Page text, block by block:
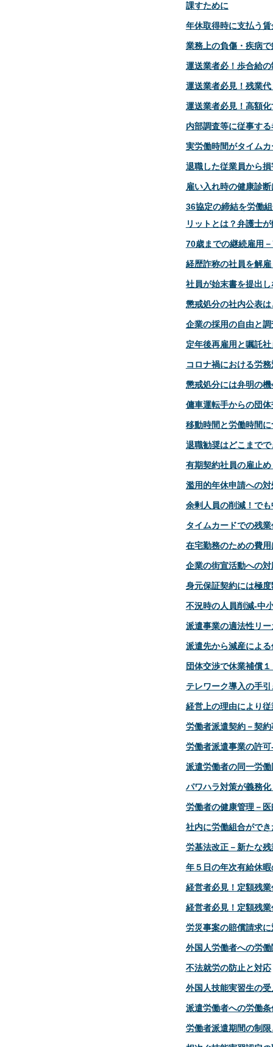
課すために
年休取得時に支払う
業務上の負傷・疾病
運送業者必！歩合給
運送業者必見！残業
運送業者必見！高額
内部調査等に従事す
実労働時間がタイム
退職した従業員から
雇い入れ時の健康診
36協定の締結を労働
リットとは？弁護士
70歳までの継続雇用
経歴詐称の社員を解
社員が始末書を提出
懲戒処分の社内公表
企業の採用の自由と
定年後再雇用と嘱託
コロナ禍における労
懲戒処分には弁明の
傭車運転手からの団
移動時間と労働時間
退職勧奨はどこまで
有期契約社員の雇止
濫用的年休申請への対
余剰人員の削減！で
タイムカードでの残
在宅勤務のための費
企業の街宣活動への
身元保証契約には極
不況時の人員削減‐中
派遣事業の適法性リ
派遣先から減産によ
団体交渉で休業補償
テレワーク導入の手
経営上の理由により
労働者派遣契約－契
労働者派遣事業の許
派遣労働者の同一労
パワハラ対策が義務
労働者の健康管理－
社内に労働組合がで
労基法改正－新たな
年５日の年次有給休
経営者必見！定額残
経営者必見！定額残
労災事案の賠償請求
外国人労働者への労
不法就労の防止と対応
外国人技能実習生の
派遣労働者への労働
労働者派遣期間の制